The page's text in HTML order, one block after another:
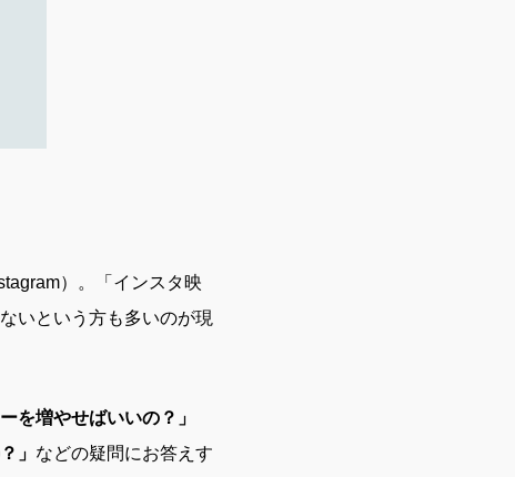
）。「インスタ映
いという方も多いのが現
を増やせばいいの？」
」 などの疑問にお答えす